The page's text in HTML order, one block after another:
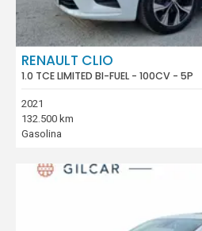
RENAULT CLIO
1.0 TCE LIMITED BI-FUEL - 100CV - 5P
2021
132.500 km
Gasolina